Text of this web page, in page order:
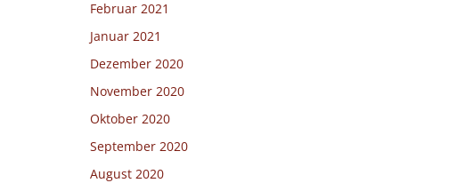
Februar 2021
Januar 2021
Dezember 2020
November 2020
Oktober 2020
September 2020
August 2020